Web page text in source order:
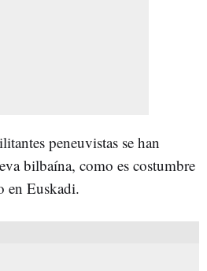
peneuvistas se han
bilbaína, como es costumbre
en Euskadi.